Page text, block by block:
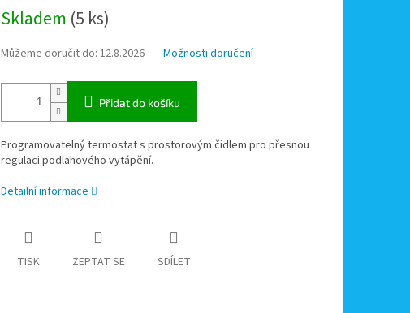
cena:
Skladem (5 ks)
Můžeme doručit do: 12.8.2026 Možnosti doručení
Přidat do košíku
Programovatelný termostat s prostorovým čidlem pro přesnou
regulaci podlahového vytápění.
Detailní informace
TISK ZEPTAT SE SDÍLET